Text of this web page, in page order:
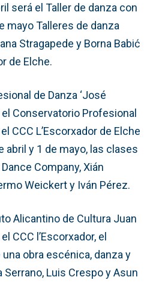
será el Taller de danza con
mayo Talleres de danza
Stragapede y Borna Babić
de Elche.
de Danza ‘José
el Conservatorio Profesional
CCC L’Escorxador de Elche
abril y 1 de mayo, las clases
Company, Xián
Weickert y Iván Pérez.
Alicantino de Cultura Juan
CCC l’Escorxador, el
obra escénica, danza y
Serrano, Luis Crespo y Asun